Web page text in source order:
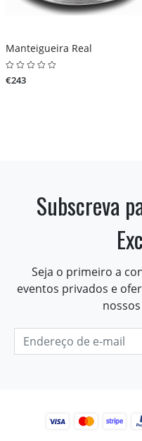
Manteigueira Real
€243
Subscreva
Seja o primeiro a
eventos privados e